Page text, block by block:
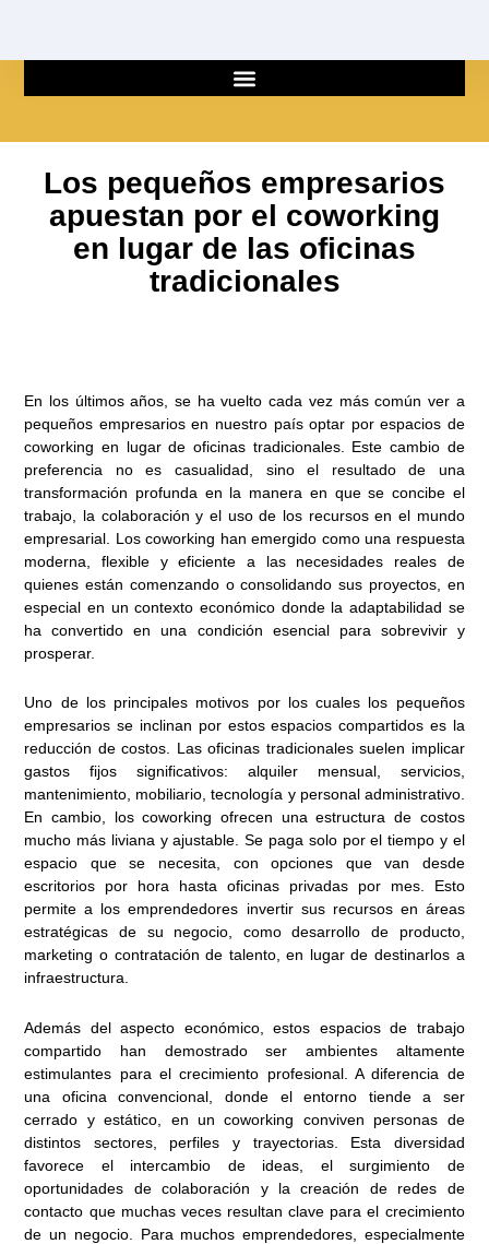
contenido
Los pequeños empresarios
apuestan por el coworking
en lugar de las oficinas
tradicionales
En los últimos años, se ha vuelto cada vez más común ver a
pequeños empresarios en nuestro país optar por espacios de
coworking en lugar de oficinas tradicionales. Este cambio de
preferencia no es casualidad, sino el resultado de una
transformación profunda en la manera en que se concibe el
trabajo, la colaboración y el uso de los recursos en el mundo
empresarial. Los coworking han emergido como una respuesta
moderna, flexible y eficiente a las necesidades reales de
quienes están comenzando o consolidando sus proyectos, en
especial en un contexto económico donde la adaptabilidad se
ha convertido en una condición esencial para sobrevivir y
prosperar.
Uno de los principales motivos por los cuales los pequeños
empresarios se inclinan por estos espacios compartidos es la
reducción de costos. Las oficinas tradicionales suelen implicar
gastos fijos significativos: alquiler mensual, servicios,
mantenimiento, mobiliario, tecnología y personal administrativo.
En cambio, los coworking ofrecen una estructura de costos
mucho más liviana y ajustable. Se paga solo por el tiempo y el
espacio que se necesita, con opciones que van desde
escritorios por hora hasta oficinas privadas por mes. Esto
permite a los emprendedores invertir sus recursos en áreas
estratégicas de su negocio, como desarrollo de producto,
marketing o contratación de talento, en lugar de destinarlos a
infraestructura.
Además del aspecto económico, estos espacios de trabajo
compartido han demostrado ser ambientes altamente
estimulantes para el crecimiento profesional. A diferencia de
una oficina convencional, donde el entorno tiende a ser
cerrado y estático, en un coworking conviven personas de
distintos sectores, perfiles y trayectorias. Esta diversidad
favorece el intercambio de ideas, el surgimiento de
oportunidades de colaboración y la creación de redes de
contacto que muchas veces resultan clave para el crecimiento
de un negocio. Para muchos emprendedores, especialmente